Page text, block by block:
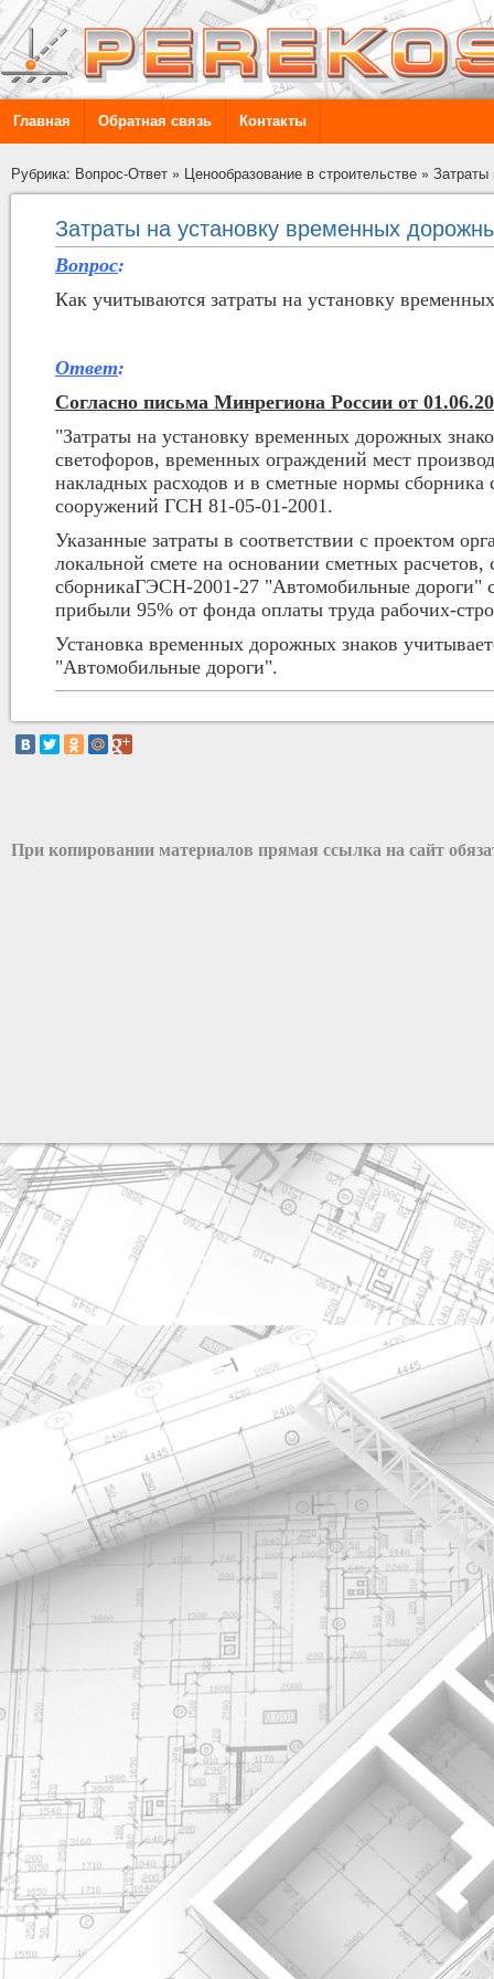
Главная Обратная связь Контакты
Рубрика: Вопрос-Ответ » Ценообразование в строительстве » Затраты
Затраты на установку временных
Вопрос:
Как учитываются затраты на установку
Ответ:
Согласно письма Минрегиона России от
"Затраты на установку временных дорожных
светофоров, временных ограждений мест
накладных расходов и в сметные нормы сборника
сооружений ГСН 81-05-01-2001.
Указанные затраты в соответствии с проектом
локальной смете на основании сметных
сборникаГЭСН-2001-27 "Автомобильные дороги"
прибыли 95% от фонда оплаты труда рабочих-
Установка временных дорожных знаков
"Автомобильные дороги".
При копировании материалов прямая ссылка на сайт